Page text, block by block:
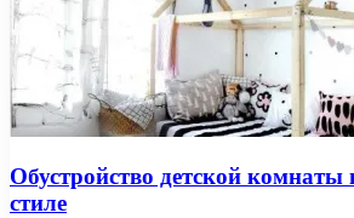
Обустройство детской комнаты
стиле